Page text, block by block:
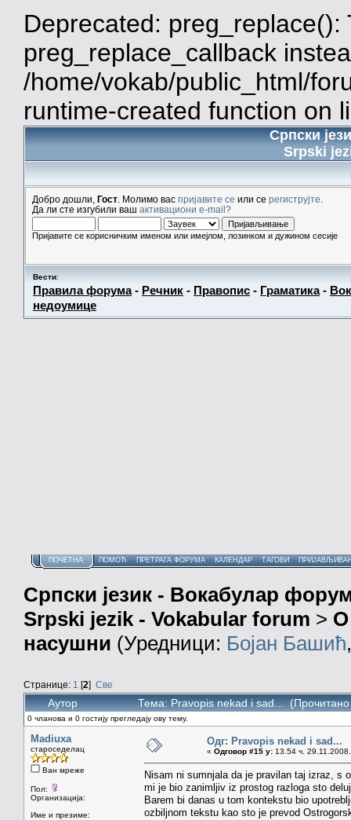
Deprecated:
preg_replace_callback
/home/vokab/public_html/
runtime-created function on
Српски
Srpski
Добро дошли, Гост . Молимо вас пријавите се или се региструјте
Да ли сте изгубили ваш активациони e-mail?
Пријавите се корисничким именом или имејлом, лозинком и дужином сесије
Вести:
Правила форума- Речник - Правопис - Граматика-
недоумице
ПОЧЕТНА ПОМОЋ ПРЕТРАГА ФОРУМА КАЛЕНДАР ТАГОВИ
Српски језик - Вокабулар
Srpski jezik - Vokabular forum > О
насушни (Уредници: Бојан Башић
Странице: 1 [2] Све
Аутор Тема: Pravopis nekad i sad... (Прочитано
0 чланова и 0 гостију прегледају ову тему.
Madiuxa
староседелац
Ван мреже
Пол:
Организација:
Име и презиме:
Одг: Pravopis nekad i sad...
« Одговор #15 у: 13.54 ч.
Nisam ni sumnjala da je pravilan taj izraz, s
mi je bio zanimljiv iz prostog razloga sto
Barem bi danas u tom kontekstu bio
ozbiljnom tekstu kao sto je prevod